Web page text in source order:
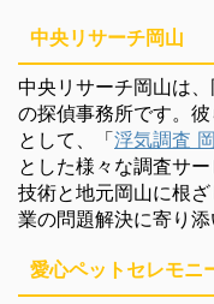
中央リサーチ岡山
中央リサーチ岡山は
の探偵事務所です。
として、「浮気調査
とした様々な調査サ
技術と地元岡山に根
業の問題解決に寄り添
愛心ペットセレモニ